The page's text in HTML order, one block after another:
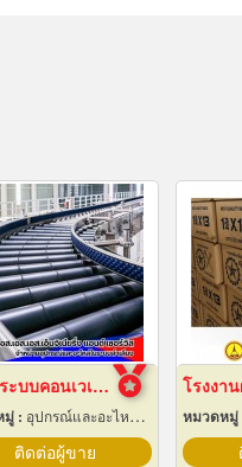
ติดตั้งระบบคอนเวเยอร์ (conveyor)
: อุปกรณ์และอะไหล่เครื่องลำเลียงวัสดุ
ติดต่อผู้ขาย
หมวดหมู่